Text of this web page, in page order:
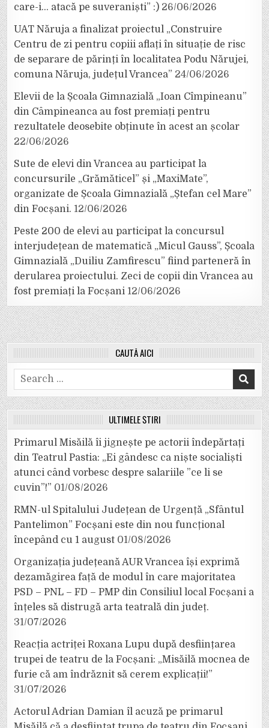
care-i… atacă pe suveraniști” :) 26/06/2026
UAT Năruja a finalizat proiectul „Construire
Centru de zi pentru copiii aflați în situație de risc
de separare de părinți în localitatea Podu Nărujei,
comuna Năruja, județul Vrancea” 24/06/2026
Elevii de la Școala Gimnazială „Ioan Cîmpineanu”
din Câmpineanca au fost premiați pentru
rezultatele deosebite obținute în acest an școlar
22/06/2026
Sute de elevi din Vrancea au participat la
concursurile „Grămăticel” și „MaxiMate”,
organizate de Școala Gimnazială „Ștefan cel Mare”
din Focșani. 12/06/2026
Peste 200 de elevi au participat la concursul
interjudețean de matematică „Micul Gauss”, Școala
Gimnazială „Duiliu Zamfirescu” fiind parteneră în
derularea proiectului. Zeci de copii din Vrancea au
fost premiați la Focșani 12/06/2026
CAUTĂ AICI
Search
for:
ULTIMELE ȘTIRI
Primarul Misăilă îi jignește pe actorii îndepărtați
din Teatrul Pastia: „Ei gândesc ca niște socialiști
atunci când vorbesc despre salariile ”ce li se
cuvin”!” 01/08/2026
RMN-ul Spitalului Județean de Urgență „Sfântul
Pantelimon” Focșani este din nou funcțional
începând cu 1 august 01/08/2026
Organizația județeană AUR Vrancea își exprimă
dezamăgirea față de modul în care majoritatea
PSD – PNL – FD – PMP din Consiliul local Focșani a
înțeles să distrugă arta teatrală din județ.
31/07/2026
Reacția actriței Roxana Lupu după desființarea
trupei de teatru de la Focșani: „Misăilă mocnea de
furie că am îndrăznit să cerem explicații!”
31/07/2026
Actorul Adrian Damian îl acuză pe primarul